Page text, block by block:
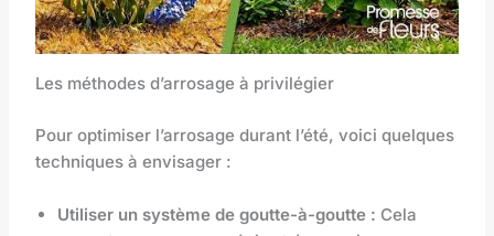
Les méthodes d’arrosage à privilégier
Pour optimiser l’arrosage durant l’été, voici quelques
techniques à envisager :
Utiliser un système de goutte-à-goutte : Cela